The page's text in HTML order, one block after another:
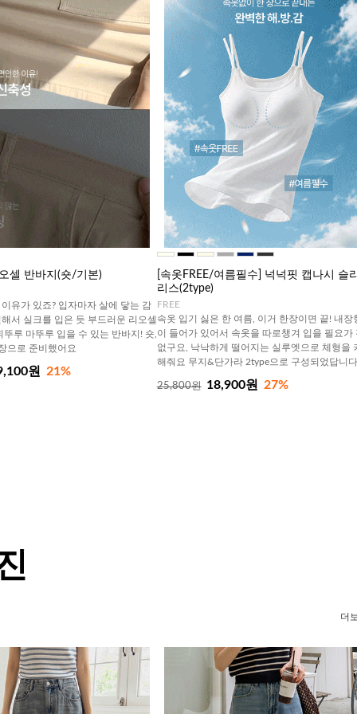
셀 반바지(숏/기본)
유가 있죠? 입자마자 살에 닿는 감
서 실크를 입은 듯 부드러운 리오셀
루 마뚜루 입을 수 있는 반바지! 숏,
으로 준비했어요
원 21%
[속옷FREE/여름필수] 넉넉핏 캡나시 슬
리스(2type)
FREE
속옷 입기 싫은 한 여름, 이거 한장이면 끝! 내장
이 들어가 있어서 속옷을 따로챙겨 입을 필요가
없구요, 낙낙하게 떨어지는 실루엣으로 체형을
해줘요 무지&단가라 2type으로 구성되었답니다
25,800원 18,900원 27%
더